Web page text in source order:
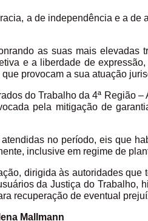
a de independência e a de
as suas mais elevadas
e a liberdade de
provocam a sua atuação
do Trabalho da 4ª Região –
pela mitigação de
no período, eis que
inclusive em regime de
dirigida às autoridades que
da Justiça do Trabalho,
recuperação de eventual
Mallmann